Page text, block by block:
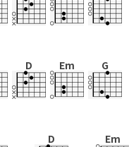
D Em G
D Em